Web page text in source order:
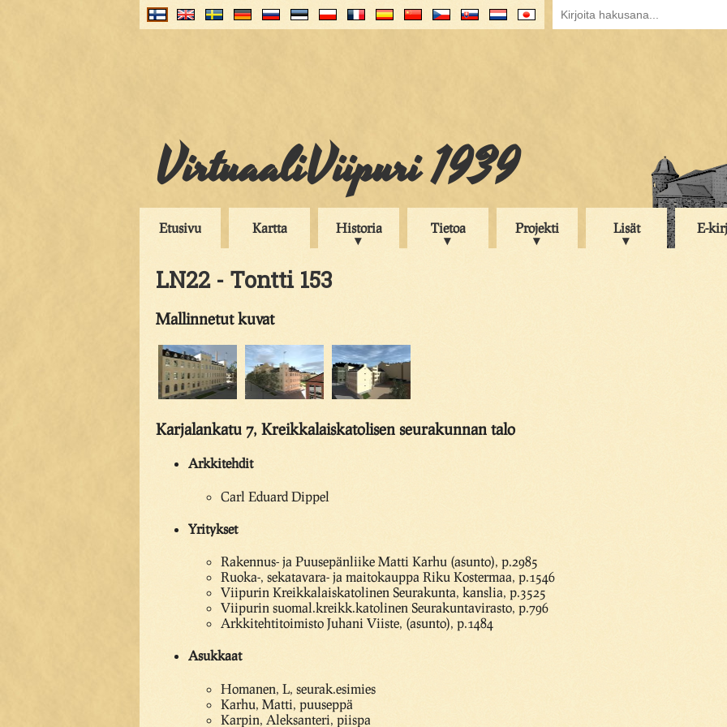
VirtuaaliViipuri 1939
Etusivu Kartta Historia Tietoa Projekti Lisät E-
LN22 - Tontti 153
Mallinnetut kuvat
Karjalankatu 7, Kreikkalaiskatolisen seurakunnan talo
Arkkitehdit
Carl Eduard Dippel
Yritykset
Rakennus- ja Puusepänliike Matti Karhu (asunto), p.2985
Ruoka-, sekatavara- ja maitokauppa Riku Kostermaa, p.1546
Viipurin Kreikkalaiskatolinen Seurakunta, kanslia, p.3525
Viipurin suomal.kreikk.katolinen Seurakuntavirasto, p.796
Arkkitehtitoimisto Juhani Viiste, (asunto), p.1484
Asukkaat
Homanen, L, seurak.esimies
Karhu, Matti, puuseppä
Karpin, Aleksanteri, piispa